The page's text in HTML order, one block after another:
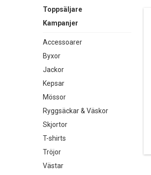
Toppsäljare
Kampanjer
Accessoarer
Byxor
Jackor
Kepsar
Mössor
Ryggsäckar & Väskor
Skjortor
T-shirts
Tröjor
Västar